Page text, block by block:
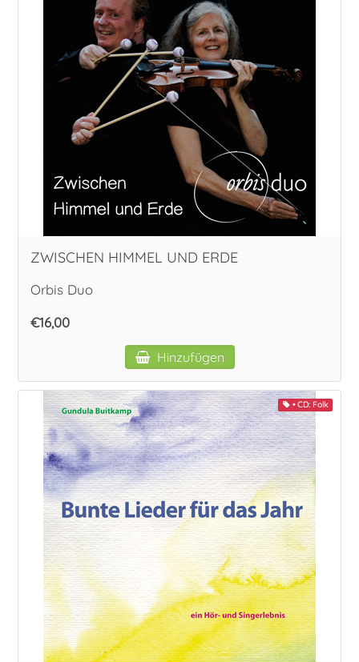
ZWISCHEN HIMMEL UND ERDE
Orbis Duo
€16,00
Hinzufügen
• CD: Folk